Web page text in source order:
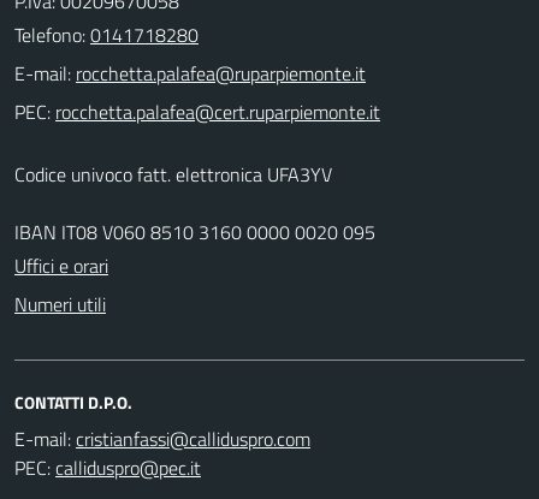
Telefono:0141718280
E-mail:
PEC:
Codice univoco fatt. elettronica UFA3YV
IBAN IT08 V060 8510 3160 0000 0020 095
Uffici e orari
Numeri utili
CONTATTI D.P.O.
E-mail:
PEC: